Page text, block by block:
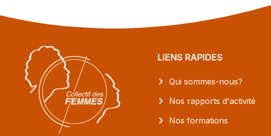
LIENS RAPIDES
Qui sommes-nous?
Nos rapports d'activité
Nos formations